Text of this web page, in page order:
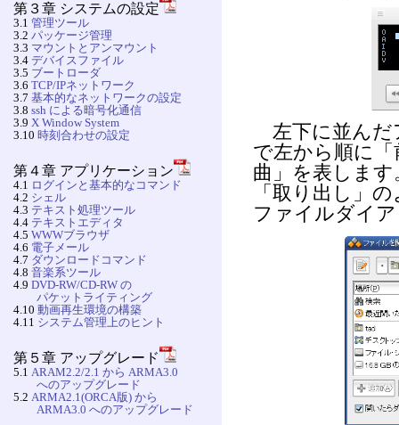
第３章 システムの設定
3.1 管理ツール
3.2 パッケージ管理
3.3 マウントとアンマウント
3.4 デバイスファイル
3.5 ブートローダ
3.6 TCP/IPネットワーク
3.7 基本的なネットワークの設定
3.8 ssh による暗号化通信
3.9 X Window System
3.10 時刻合わせの設定
第４章 アプリケーション
4.1 ログインと基本的なコマンド
4.2 シェル
4.3 テキスト処理ツール
4.4 テキストエディタ
4.5 WWWブラウザ
4.6 電子メール
4.7 ダウンロードコマンド
4.8 音楽系ツール
4.9 DVD-RW/CD-RW の
パケットライティング
4.10 動画再生環境の構築
4.11 システム管理上のヒント
第５章 アップグレード
5.1 ARAM2.2/2.1 から ARMA3.0
へのアップグレード
5.2 ARMA2.1(ORCA版) から
ARMA3.0 へのアップグレード
左下に並んだ
で左から順に
曲」を表しま
「取り出し」
ファイルダイ